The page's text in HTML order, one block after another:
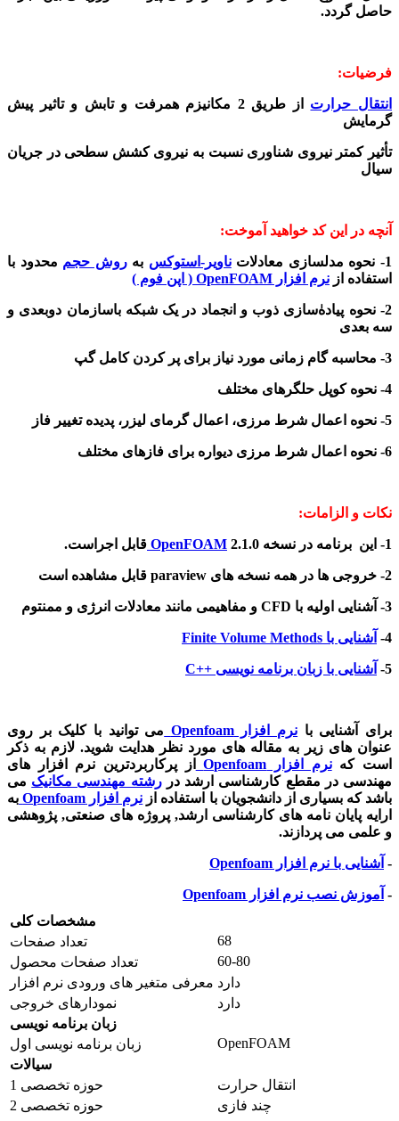
حاصل گردد.
فرضیات:
انتقال حرارت
از طریق 2 مکانیزم همرفت و تابش و تاثیر پیش
گرمایش
تأثیر کمتر نیروی شناوری نسبت به نیروی کشش سطحی در جریان
سیال
آنچه در این کد خواهید آموخت:
1- نحوه مدلسازی معادلات ناویر-استوکس بهروش حجم محدود با
استفاده از نرم افزار OpenFOAM ( اپن فوم )
2- نحوه پیاده‌ٰسازی ذوب و انجماد در یک شبکه باسازمان دوبعدی و
سه بعدی
3- محاسبه گام زمانی مورد نیاز برای پر کردن کامل گپ
4- نحوه کوپل حلگرهای مختلف
5- نحوه اعمال شرط مرزی، اعمال گرمای لیزر، پدیده تغییر فاز
6- نحوه اعمال شرط مرزی دیواره برای فازهای مختلف
نکات و الزامات:
1- این برنامه در نسخه 2.1.0 OpenFOAM قابل اجراست.
2- خروجی ها در همه نسخه های paraview قابل مشاهده است
3- آشنایی اولیه با CFD و مفاهیمی مانند معادلات انرژی و ممنتوم
4- آشنایی با Finite Volume Methods
5- آشنایی با زبان برنامه نویسی ++C
برای آشنایی با نرم افزار Openfoam
می توانید با کلیک بر روی
عنوان های زیر به مقاله های مورد نظر هدایت شوید. لازم به ذکر
است کهنرم افزار Openfoam
از پرکاربردترین نرم افزار های
مهندسی در مقطع کارشناسی ارشد دررشته مهندسی مکانیک می
باشد که بسیاری از دانشجویان با استفاده از نرم افزار Openfoam
به
ارایه پایان نامه های کارشناسی ارشد, پروژه های صنعتی, پژوهشی
و علمی می پردازند.
- آشنایی با نرم افزار Openfoam
- آموزش نصب نرم افزار Openfoam
مشخصات کلی
تعداد صفحات
68
تعداد صفحات محصول
60-80
معرفی متغیر های ورودی نرم افزار دارد
نمودارهای خروجی
دارد
زبان برنامه نویسی
زبان برنامه نویسی اول
OpenFOAM
سیالات
حوزه تخصصی 1
انتقال حرارت
حوزه تخصصی 2
چند فازی